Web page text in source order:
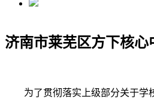
济南市莱芜区方下核心
为了贯彻落实上级部分关于学